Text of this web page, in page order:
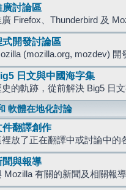
廣討論區
廣 Firefox、Thunderbird 及
式開發討論區
(mozilla.org, mozdev) 開
日文與中國海字集
史的軌跡，從前解決 Big5 日
軟體在地化討論
件翻譯創作
裡放了正在翻譯中或討論中的
聞與報導
Mozilla 有關的新聞及相關報導